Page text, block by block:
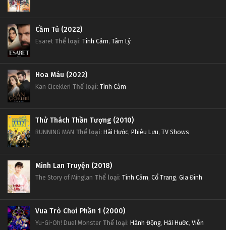
Cầm Tù (2022)
Esaret Thể loại: Tình Cảm, Tâm Lý
Hoa Máu (2022)
Kan Cicekleri Thể loại: Tình Cảm
Thử Thách Thần Tượng (2010)
RUNNING MAN Thể loại: Hài Hước, Phiêu Lưu, TV Shows
Minh Lan Truyện (2018)
The Story of Minglan Thể loại: Tình Cảm, Cổ Trang, Gia Đình
Vua Trò Chơi Phần 1 (2000)
Yu-Gi-Oh! Duel Monster Thể loại: Hành Động, Hài Hước, Viễn